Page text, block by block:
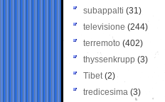
subappalti (31)
televisione(244)
terremoto (402)
thyssenkrupp (3)
Tibet(2)
tredicesima (3)